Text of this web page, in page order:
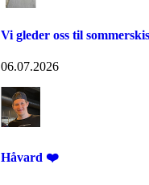
Vi gleder oss til
06.07.2026
Håvard ❤️